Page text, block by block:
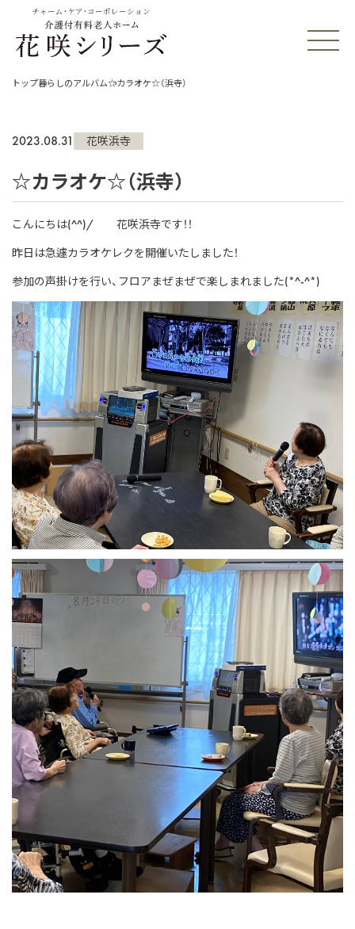
チャーム・ケア・コーポレーション
トップ暮らしのアルバム☆カラオケ☆（浜寺）
2023.08.31 花咲浜寺
☆カラオケ☆（浜寺）
こんにちは(^^)/ 花咲浜寺です！！
昨日は急遽カラオケレクを開催いたしました！
参加の声掛けを行い、フロアまぜまぜで楽しまれました(*^-^*)